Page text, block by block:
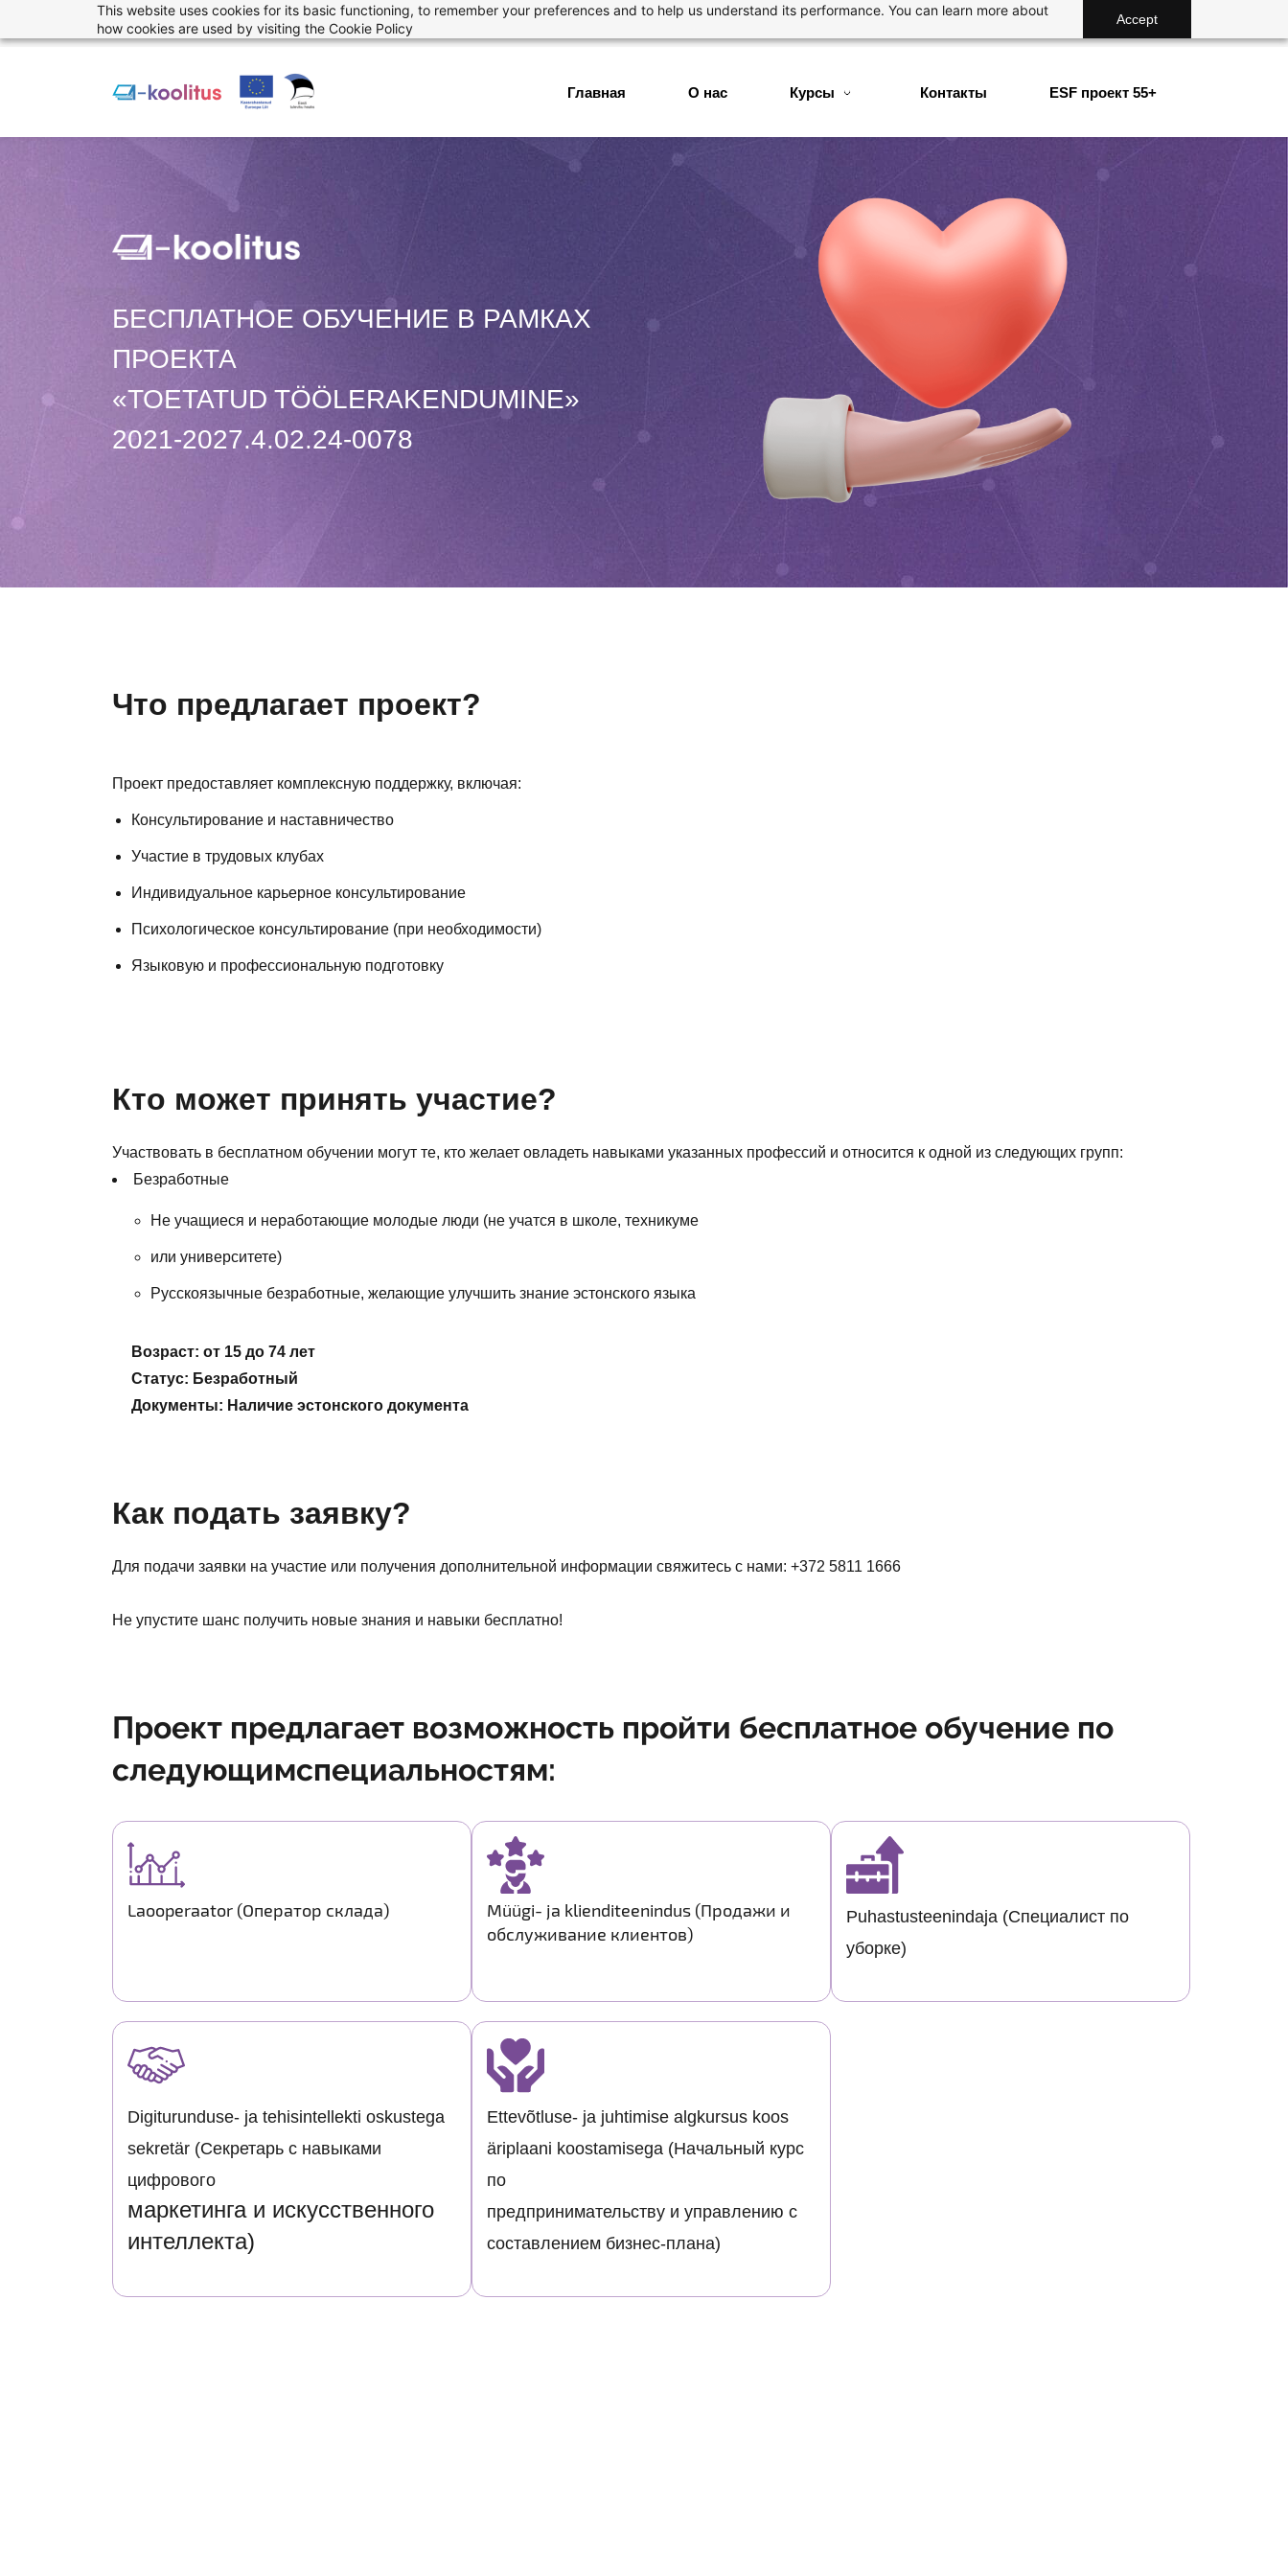
This website uses cookies for its basic functioning, to remember your preferences and to help us understand its performance. You can learn more about
how cookies are used by visiting the Cookie Policy
Accept
to
info@1koolitus.eu +37258111666
Главная О нас Курсы Контакты ESF проект 55+
БЕСПЛАТНОЕ ОБУЧЕНИЕ В РАМКАХ
ПРОЕКТА
«TOETATUD TÖÖLERAKENDUMINE»
2021-2027.4.02.24-0078
Что предлагает проект?
Проект предоставляет комплексную поддержку, включая:
Консультирование и наставничество
Участие в трудовых клубах
Индивидуальное карьерное консультирование
Психологическое консультирование (при необходимости)
Языковую и профессиональную подготовку
Кто может принять участие?
Участвовать в бесплатном обучении могут те, кто желает овладеть навыками указанных профессий и относится к одной из следующих групп:
Безработные
Не учащиеся и неработающие молодые люди (не учатся в школе, техникуме
или университете)
Русскоязычные безработные, желающие улучшить знание эстонского языка
Возраст: от 15 до 74 лет
Статус: Безработный
Документы: Наличие эстонского документа
Как подать заявку?
Для подачи заявки на участие или получения дополнительной информации свяжитесь с нами: +372 5811 1666
Не упустите шанс получить новые знания и навыки бесплатно!
Проект предлагает возможность пройти бесплатное обучение по
следующимспециальностям:
Laooperaator (Оператор склада)
Müügi- ja klienditeenindus (Продажи и
обслуживание клиентов)
Puhastusteenindaja (Специалист по
уборке)
Digiturunduse- ja tehisintellekti oskustega
sekretär (Секретарь с навыками
цифрового
маркетинга и искусственного
интеллекта)
Ettevõtluse- ja juhtimise algkursus koos
äriplaani koostamisega (Начальный курс
по
предпринимательству и управлению с
составлением бизнес-плана)